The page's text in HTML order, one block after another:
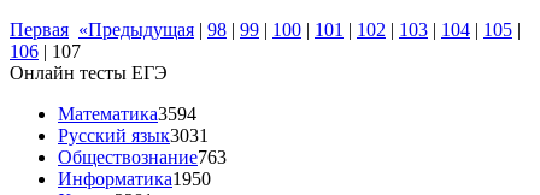
Первая «Предыдущая | 98 | 99 | 100 | 101 | 102 | 103 | 104 | 105 |
106 | 107
Онлайн тесты ЕГЭ
Математика3594
Русский язык3031
Обществознание763
Информатика1950